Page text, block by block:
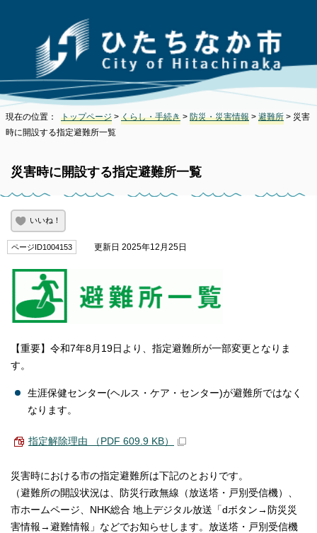
現在の位置： トップページ > くらし・手続き > 防災・災害情報 > 避難所 > 災害
時に開設する指定避難所一覧
災害時に開設する指定避難所一覧
いいね！
ページID1004153 更新日 2025年12月25日
【重要】令和7年8月19日より、指定避難所が一部変更となりま
す。
生涯保健センター(ヘルス・ケア・センター)が避難所ではなく
なります。
指定解除理由 （PDF 609.9 KB）
災害時における市の指定避難所は下記のとおりです。
（避難所の開設状況は、防災行政無線（放送塔・戸別受信機）、
市ホームページ、NHK総合 地上デジタル放送「dボタン→防災災
害情報→避難情報」などでお知らせします。放送塔・戸別受信機